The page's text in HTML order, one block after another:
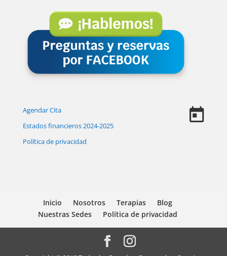
Agendar Cita
Estados financieros 2024-2025
Política de privacidad
Inicio Nosotros Terapias
Blog
Nuestras Sedes
Política de privacidad